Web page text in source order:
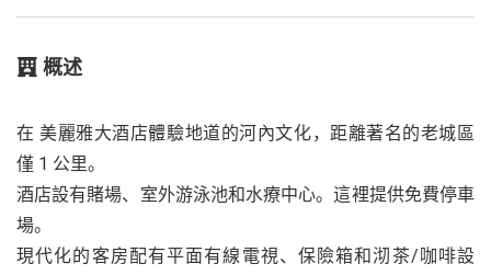
概述
在 美麗雅大酒店體驗地道的河內文化，距離著名的老城區
僅 1 公里。
酒店設有賭場、室外游泳池和水療中心。這裡提供免費停車
場。
現代化的客房配有平面有線電視、保險箱和沏茶/咖啡設